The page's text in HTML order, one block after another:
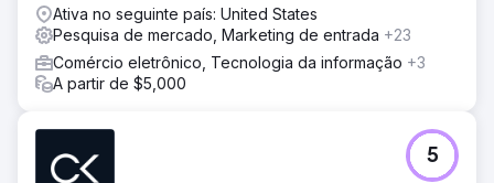
Ativa no seguinte país: United States
Pesquisa de mercado, Marketing de entrada +23
Comércio eletrônico, Tecnologia da informação +3
A partir de $5,000
5